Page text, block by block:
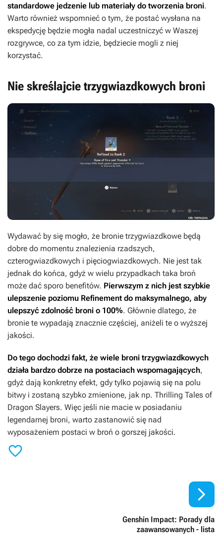
standardowe jedzenie lub materiały do tworzenia broni.
Warto również wspomnieć o tym, że postać wysłana na
ekspedycję będzie mogła nadal uczestniczyć w Waszej
rozgrywce, co za tym idzie, będziecie mogli z niej
korzystać.
Nie skreślajcie trzygwiazdkowych broni
Wydawać by się mogło, że bronie trzygwiazdkowe będą
dobre do momentu znalezienia rzadszych,
czterogwiazdkowych i pięciogwiazdkowych. Nie jest tak
jednak do końca, gdyż w wielu przypadkach taka broń
może dać sporo benefitów. Pierwszym z nich jest szybkie
ulepszenie poziomu Refinement do maksymalnego, aby
ulepszyć zdolność broni o 100%. Głównie dlatego, że
bronie te wypadają znacznie częściej, aniżeli te o wyższej
jakości.
Do tego dochodzi fakt, że wiele broni trzygwiazdkowych
działa bardzo dobrze na postaciach wspomagających,
gdyż dają konkretny efekt, gdy tylko pojawią się na polu
bitwy i zostaną szybko zmienione, jak np. Thrilling Tales of
Dragon Slayers. Więc jeśli nie macie w posiadaniu
legendarnej broni, warto zastanowić się nad
wyposażeniem postaci w broń o gorszej jakości.

Genshin Impact: Porady dla
zaawansowanych - lista
